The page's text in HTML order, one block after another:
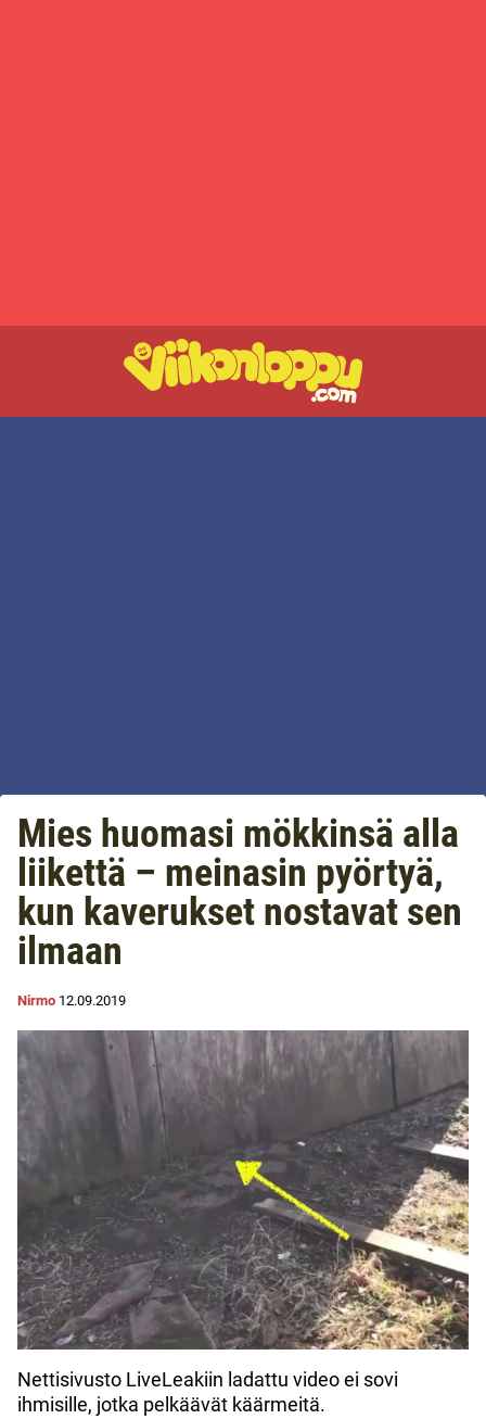
Mies huomasi mökkinsä alla
liikettä – meinasin pyörtyä,
kun kaverukset nostavat sen
ilmaan
Nirmo 12.09.2019
Nettisivusto LiveLeakiin ladattu video ei sovi
ihmisille, jotka pelkäävät käärmeitä.